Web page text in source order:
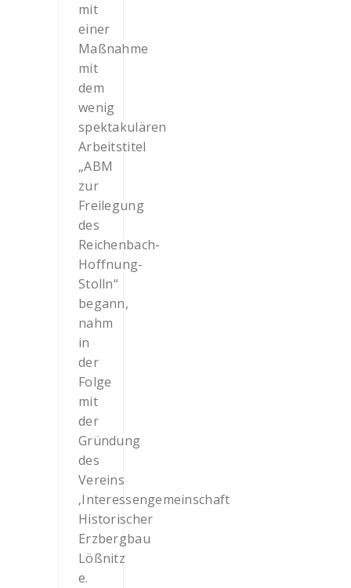
mit
einer
Maßnahme
mit
dem
wenig
spektakulären
Arbeitstitel
„ABM
zur
Freilegung
des
Reichenbach-
Hoffnung-
Stolln“
begann,
nahm
in
der
Folge
mit
der
Gründung
des
Vereins
‚Interessengemeinschaft
Historischer
Erzbergbau
Lößnitz
e.